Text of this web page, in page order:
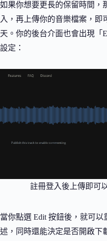
如果你想要更長的保留時間，
入，再上傳你的音樂檔案，即
天。你的後台介面也會出現「
設定：
註冊登入後上傳即可
當你點選 Edit 按鈕後，就可
述，同時還能決定是否開啟下